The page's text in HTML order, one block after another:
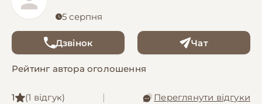
5 серпня
Дзвінок Чат
Рейтинг автора оголошення
1 (1 відгук) Переглянути відгуки